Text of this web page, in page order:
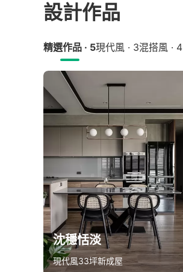
設計作品
精選作品 · 5現代風 · 3混搭風 · 4
沈穩恬淡
現代風33坪新成屋